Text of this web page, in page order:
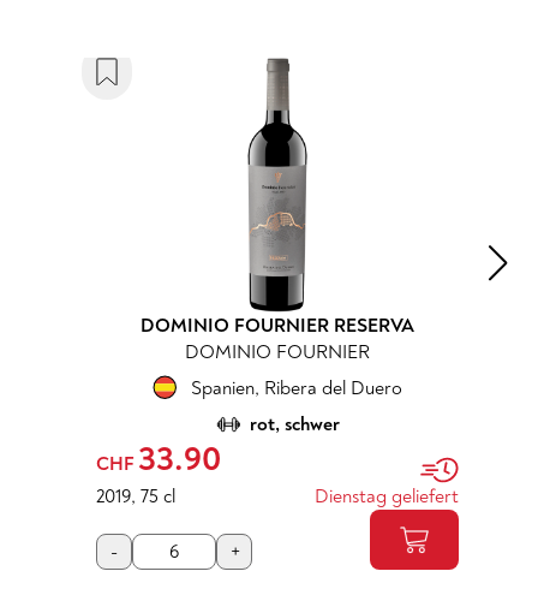
DOMINIO FOURNIER RESERVA
DOMINIO FOURNIER
Spanien, Ribera del Duero
rot, schwer
CHF 33.90
2019, 75 cl Dienstag geliefert
- +